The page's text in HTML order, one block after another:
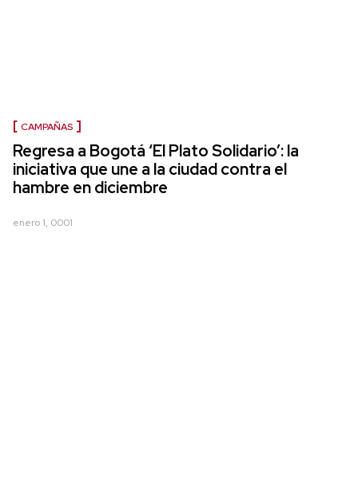
CAMPAÑAS
Regresa a Bogotá ‘El Plato Solidario’: la
iniciativa que une a la ciudad contra el
hambre en diciembre
enero 1, 0001